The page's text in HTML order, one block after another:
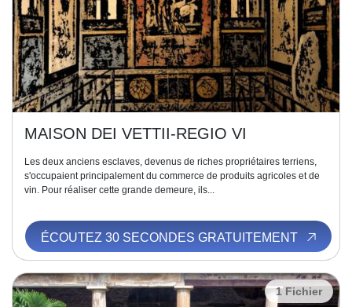
MAISON DEI VETTII-REGIO VI
Les deux anciens esclaves, devenus de riches propriétaires terriens,
s'occupaient principalement du commerce de produits agricoles et de
vin. Pour réaliser cette grande demeure, ils...
ÉCOUTEZ 30 SECONDES GRATUITEMENT
1 Fichier